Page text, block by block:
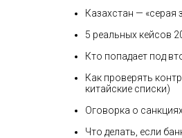
Казахстан —
5 реальных кейсов
Кто попадает под
Как проверять
китайские списки)
Оговорка о
Что делать, если